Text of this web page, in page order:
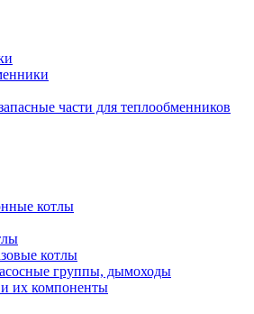
части для теплообменников
котлы
котлы
группы, дымоходы
и их компоненты